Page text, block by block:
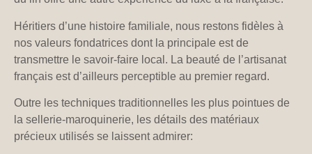
Héritiers d’une histoire familiale, nous restons fidèles à
nos valeurs fondatrices dont la principale est de
transmettre le savoir-faire local. La beauté de l’artisanat
français est d’ailleurs perceptible au premier regard.
Outre les techniques traditionnelles les plus pointues de
la sellerie-maroquinerie, les détails des matériaux
précieux utilisés se laissent admirer: